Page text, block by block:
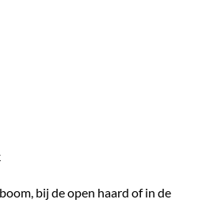
bij de open haard of in de